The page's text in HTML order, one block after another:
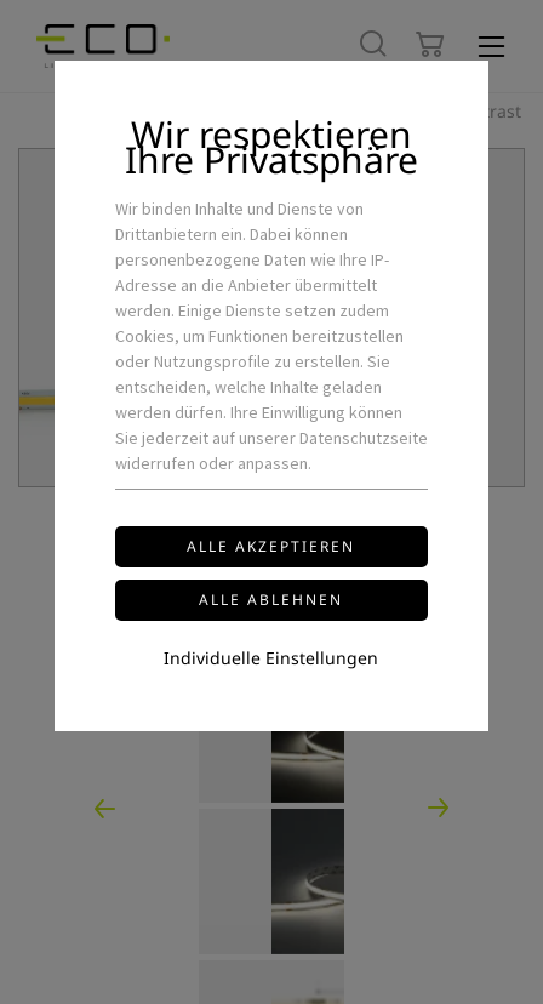
Hoher Kontrast
Wir respektieren
Ihre Privatsphäre
Wir binden Inhalte und Dienste von
Drittanbietern ein. Dabei können
personenbezogene Daten wie Ihre IP-
Adresse an die Anbieter übermittelt
werden. Einige Dienste setzen zudem
Cookies, um Funktionen bereitzustellen
oder Nutzungsprofile zu erstellen. Sie
entscheiden, welche Inhalte geladen
werden dürfen. Ihre Einwilligung können
Sie jederzeit auf unserer Datenschutzseite
widerrufen oder anpassen.
Individuelle Einstellungen